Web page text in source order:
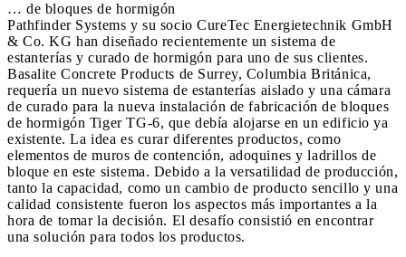
… de bloques de hormigón
Pathfinder Systems y su socio CureTec Energietechnik GmbH
& Co. KG han diseñado recientemente un sistema de
estanterías y curado de hormigón para uno de sus clientes.
Basalite Concrete Products de Surrey, Columbia Británica,
requería un nuevo sistema de estanterías aislado y una cámara
de curado para la nueva instalación de fabricación de bloques
de hormigón Tiger TG-6, que debía alojarse en un edificio ya
existente. La idea es curar diferentes productos, como
elementos de muros de contención, adoquines y ladrillos de
bloque en este sistema. Debido a la versatilidad de producción,
tanto la capacidad, como un cambio de producto sencillo y una
calidad consistente fueron los aspectos más importantes a la
hora de tomar la decisión. El desafío consistió en encontrar
una solución para todos los productos.